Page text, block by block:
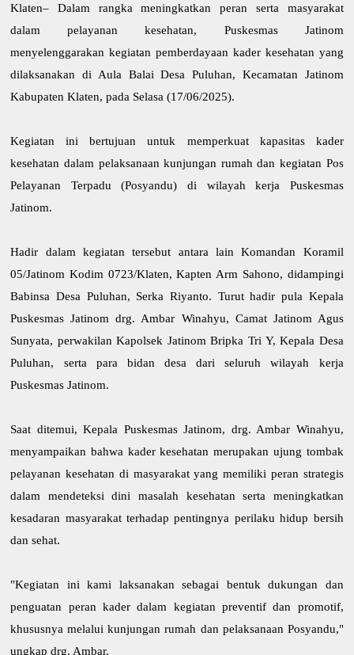
Klaten– Dalam rangka meningkatkan peran serta masyarakat
dalam pelayanan kesehatan, Puskesmas Jatinom
menyelenggarakan kegiatan pemberdayaan kader kesehatan yang
dilaksanakan di Aula Balai Desa Puluhan, Kecamatan Jatinom
Kabupaten Klaten, pada Selasa (17/06/2025).
Kegiatan ini bertujuan untuk memperkuat kapasitas kader
kesehatan dalam pelaksanaan kunjungan rumah dan kegiatan Pos
Pelayanan Terpadu (Posyandu) di wilayah kerja Puskesmas
Jatinom.
Hadir dalam kegiatan tersebut antara lain Komandan Koramil
05/Jatinom Kodim 0723/Klaten, Kapten Arm Sahono, didampingi
Babinsa Desa Puluhan, Serka Riyanto. Turut hadir pula Kepala
Puskesmas Jatinom drg. Ambar Winahyu, Camat Jatinom Agus
Sunyata, perwakilan Kapolsek Jatinom Bripka Tri Y, Kepala Desa
Puluhan, serta para bidan desa dari seluruh wilayah kerja
Puskesmas Jatinom.
Saat ditemui, Kepala Puskesmas Jatinom, drg. Ambar Winahyu,
menyampaikan bahwa kader kesehatan merupakan ujung tombak
pelayanan kesehatan di masyarakat yang memiliki peran strategis
dalam mendeteksi dini masalah kesehatan serta meningkatkan
kesadaran masyarakat terhadap pentingnya perilaku hidup bersih
dan sehat.
"Kegiatan ini kami laksanakan sebagai bentuk dukungan dan
penguatan peran kader dalam kegiatan preventif dan promotif,
khususnya melalui kunjungan rumah dan pelaksanaan Posyandu,"
ungkap drg. Ambar.